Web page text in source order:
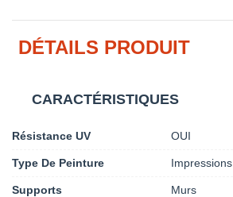
DÉTAILS PRODUIT
CARACTÉRISTIQUES
Résistance UV OUI
Type De Peinture Impressions
Supports Murs